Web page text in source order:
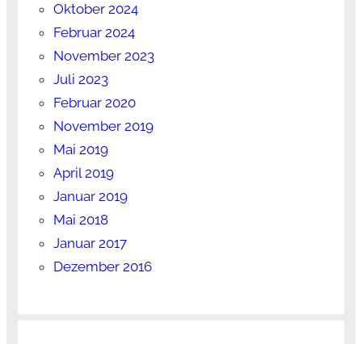
Oktober 2024
Februar 2024
November 2023
Juli 2023
Februar 2020
November 2019
Mai 2019
April 2019
Januar 2019
Mai 2018
Januar 2017
Dezember 2016